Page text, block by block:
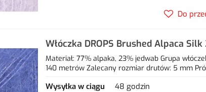
Do
Włóczka DROPS Brushed Alpaca
alpaca, 23% jedwab
Materiał: 77% alpaka, 23% jedwab Grupa
140 metrów Zalecany rozmiar drutów: 5 mm
Wysyłka w ciągu
48 godzin